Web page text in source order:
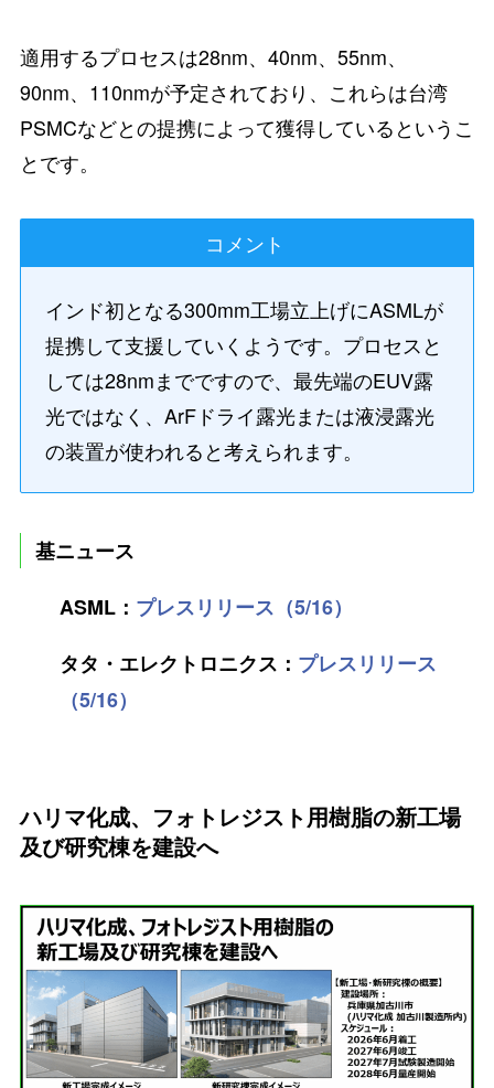
適用するプロセスは28nm、40nm、55nm、
90nm、110nmが予定されており、これらは台湾
PSMCなどとの提携によって獲得しているというこ
とです。
コメント
インド初となる300mm工場立上げにASMLが
提携して支援していくようです。プロセスと
しては28nmまでですので、最先端のEUV露
光ではなく、ArFドライ露光または液浸露光
の装置が使われると考えられます。
基ニュース
ASML： プレスリリース（5/16）
タタ・エレクトロニクス： プレスリリース
（5/16）
ハリマ化成、フォトレジスト用樹脂の新工場
及び研究棟を建設へ